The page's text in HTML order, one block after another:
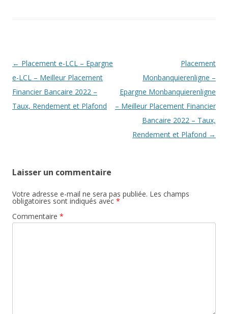
Navigation
des
articles
← Placement e-LCL – Epargne
e-LCL – Meilleur Placement
Financier Bancaire 2022 –
Taux, Rendement et Plafond
Placement
Monbanquierenligne –
Epargne Monbanquierenligne
– Meilleur Placement Financier
Bancaire 2022 – Taux,
Rendement et Plafond →
Laisser un commentaire
Votre adresse e-mail ne sera pas publiée. Les champs
obligatoires sont indiqués avec *
Commentaire *